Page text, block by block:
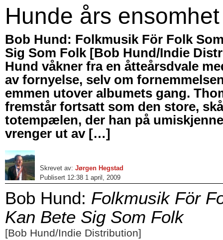
Hunde års ensomhet
Bob Hund: Folkmusik För Folk
Sig Som Folk [Bob Hund/Indie
Hund våkner fra en åtteårsdvale
av fornyelse, selv om
emmen utover albumets gang.
fremstår fortsatt som den store,
totempælen, der han på
vrenger ut av […]
Skrevet av: Jørgen Hegstad
Publisert 12:38 1 april, 2009
Bob Hund: Folkmusik För
Kan Bete Sig Som Folk
[Bob Hund/Indie Distribution]